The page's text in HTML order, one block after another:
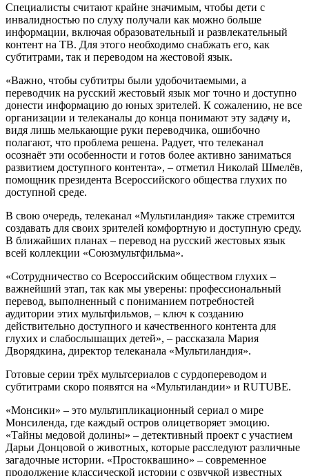
Специалисты считают крайне значимым, чтобы дети с
инвалидностью по слуху получали как можно больше
информации, включая образовательный и развлекательный
контент на ТВ. Для этого необходимо снабжать его, как
субтитрами, так и переводом на жестовой язык.
«Важно, чтобы субтитры были удобочитаемыми, а
переводчик на русский жестовый язык мог точно и доступно
донести информацию до юных зрителей. К сожалению, не все
организации и телеканалы до конца понимают эту задачу и,
видя лишь мелькающие руки переводчика, ошибочно
полагают, что проблема решена. Радует, что телеканал
осознаёт эти особенности и готов более активно заниматься
развитием доступного контента», – отметил Николай Шмелёв,
помощник президента Всероссийского общества глухих по
доступной среде.
В свою очередь, телеканал «Мультиландия» также стремится
создавать для своих зрителей комфортную и доступную среду.
В ближайших планах – перевод на русский жестовых язык
всей коллекции «Союзмультфильма».
«Сотрудничество со Всероссийским обществом глухих –
важнейший этап, так как мы уверены: профессиональный
перевод, выполненный с пониманием потребностей
аудитории этих мультфильмов, – ключ к созданию
действительно доступного и качественного контента для
глухих и слабослышащих детей», – рассказала Мария
Дворядкина, директор телеканала «Мультиландия».
Готовые серии трёх мультсериалов с сурдопереводом и
субтитрами скоро появятся на «Мультиландии» и RUTUBE.
«Монсики» – это мультипликационный сериал о мире
Монсиленда, где каждый остров олицетворяет эмоцию.
«Тайны медовой долины» – детективный проект с участием
Дарьи Донцовой о животных, которые расследуют различные
загадочные истории. «Простоквашино» – современное
продолжение классической истории с озвучкой известных